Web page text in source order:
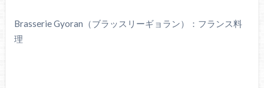
Brasserie Gyoran（ブラッスリーギョラン）：フランス料
理